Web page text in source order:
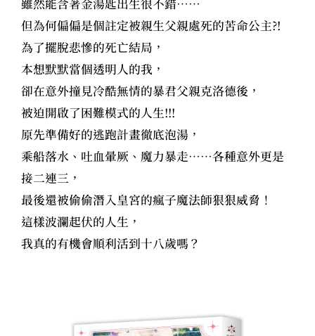
雖然能含著金湯匙出生很不錯……
但為何偏偏是個註定被親生父親處死的苦命公主?!
為了擺脫悲慘的死亡結局，
本想默默當個透明人的我，
卻在意外撞見冷酷無情的暴君父親克洛德後，
被迫開啟了困難模式的人生!!!
原先準備好的逃跑計畫徹底泡湯，
乘船落水、吐血暈厥、魔力暴走……各種意外更是
接二連三，
最後還被偷偷潛入皇宮的瘋子魔法師狠狠威脅！
這樣波瀾起伏的人生，
我真的有機會順利活到十八歲嗎？